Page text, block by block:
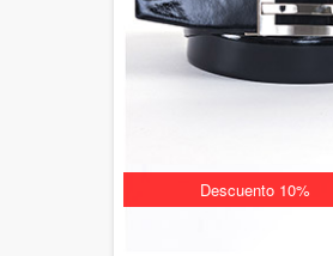
Descuento 10%